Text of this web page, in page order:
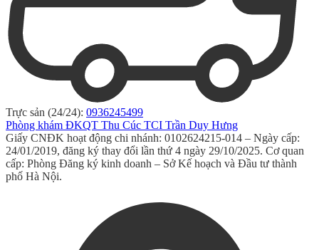
Trực sản (24/24): 0936245499
Phòng khám ĐKQT Thu Cúc TCI Trần Duy Hưng
Giấy CNĐK hoạt động chi nhánh: 0102624215-014 – Ngày cấp:
24/01/2019, đăng ký thay đổi lần thứ 4 ngày 29/10/2025. Cơ quan
cấp: Phòng Đăng ký kinh doanh – Sở Kế hoạch và Đầu tư thành
phố Hà Nội.